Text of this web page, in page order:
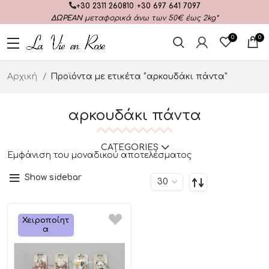
+30 2311 260810 +30 697 641 7097
ΔΩΡΕΑΝμεταφορικά άνω των 50€ έως 2kg*
0 0
Αρχική Προϊόντα με ετικέτα “αρκουδάκι πάντα”
αρκουδάκι πάντα
CATEGORIES
Εμφάνιση του μοναδικού αποτελέσματος
Show sidebar
Χειροποίητ
Α